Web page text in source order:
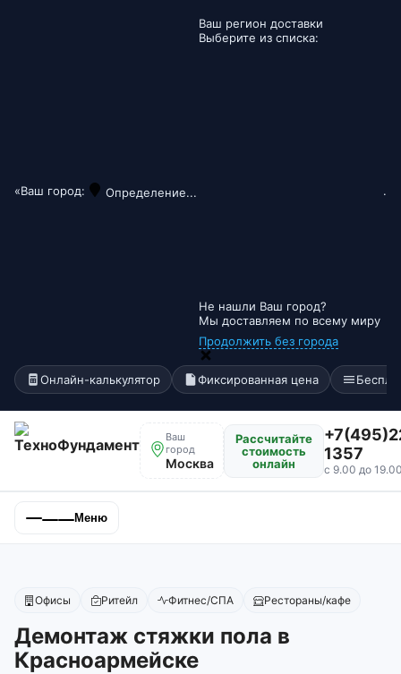
«Ваш город: Определение...
Ваш регион доставки
Выберите из списка:
Не нашли Ваш город?
Мы доставляем по всему миру
Продолжить без города
.
Онлайн-калькулятор Фиксированная цена
Ваш
город
Москва
Рассчитайте
стоимость
онлайн
1357
с 9.00 до
Меню
Офисы Ритейл Фитнес/СПА Рестораны/кафе
Демонтаж стяжки пола в
Красноармейске